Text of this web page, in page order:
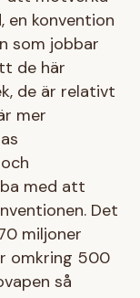
en konvention
som jobbar
de här
de är relativt
mer
med att
Det
miljoner
omkring 500
så